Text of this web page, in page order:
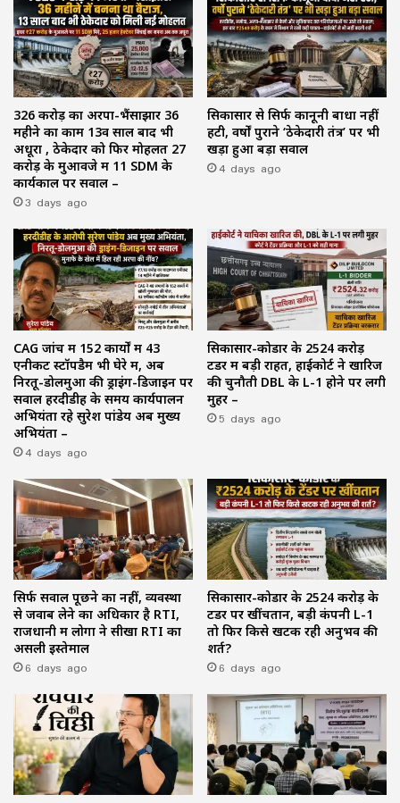
₹326 करोड़ का अरपा-भैंसाझार 36
महीने का काम 13वें साल बाद भी
अधूरा , ठेकेदार को फिर मोहलत ₹27
करोड़ के मुआवजे में 11 SDM के
कार्यकाल पर सवाल –
3 days ago
सिकासार से सिर्फ कानूनी बाधा नहीं
हटी, वर्षों पुराने ‘ठेकेदारी तंत्र’ पर भी
खड़ा हुआ बड़ा सवाल
4 days ago
CAG जांच में 152 कार्यों में 43
एनीकट स्टॉपडैम भी घेरे में, अब
निरतू-डोलमुआ की ड्राइंग-डिजाइन पर
सवाल हरदीडीह के समय कार्यपालन
अभियंता रहे सुरेश पांडेय अब मुख्य
अभियंता –
4 days ago
सिकासार-कोडार के ₹2524 करोड़
टेंडर में बड़ी राहत, हाईकोर्ट ने खारिज
की चुनौती DBL के L-1 होने पर लगी
मुहर –
5 days ago
सिर्फ सवाल पूछने का नहीं, व्यवस्था
से जवाब लेने का अधिकार है RTI,
राजधानी में लोगों ने सीखा RTI का
असली इस्तेमाल
6 days ago
सिकासार-कोडार के ₹2524 करोड़ के
टेंडर पर खींचतान, बड़ी कंपनी L-1
तो फिर किसे खटक रही अनुभव की
शर्त?
6 days ago